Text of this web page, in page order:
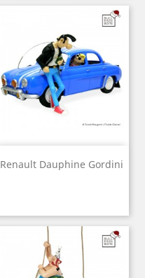
Renault Dauphine Gordini